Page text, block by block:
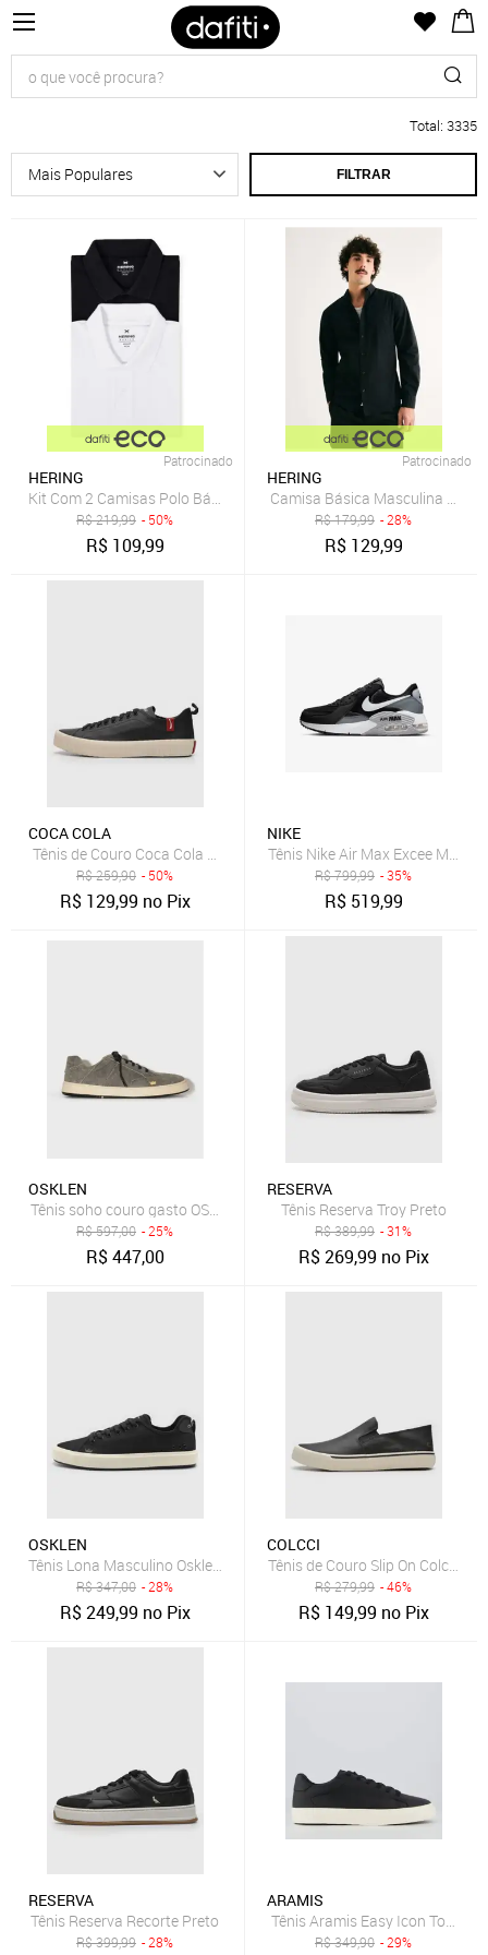
Total: 3335
FILTRAR
Patrocinado
HERING
Kit Com 2 Camisas Polo Básicas Masculinas - Preto E Branco
R$219,99 - 50%
R$ 109,99
Patrocinado
HERING
Camisa Básica Masculina
R$179,99 - 28%
R$ 129,99
COCA COLA
Tênis de Couro Coca Cola Houston Leather Preto
R$259,90 - 50%
R$ 129,99 no Pix
NIKE
Tênis Nike Air Max Excee
R$799,99 - 35%
R$ 519,99
OSKLEN
Tênis soho couro gasto OSKLEN
R$597,00 - 25%
R$447,00
RESERVA
Tênis Reserva Troy Preto
R$389,99 - 31%
R$269,99 no Pix
OSKLEN
Tênis Lona Masculino Osklen Drift Preto
R$347,00 - 28%
R$249,99 no Pix
COLCCI
Tênis de Couro Slip On Colcci
R$279,99 - 46%
R$ 149,99 no Pix
RESERVA
Tênis Reserva Recorte Preto
R$399,99 - 28%
ARAMIS
Tênis Aramis Easy Icon Town
R$349,90 - 29%